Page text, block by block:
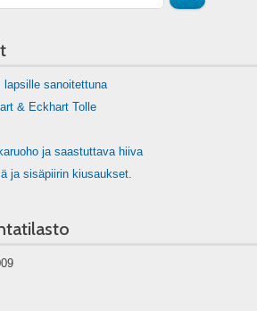
sanoitettuna
& Eckhart Tolle
ja saastuttava hiiva
ja sisäpiirin kiusaukset.